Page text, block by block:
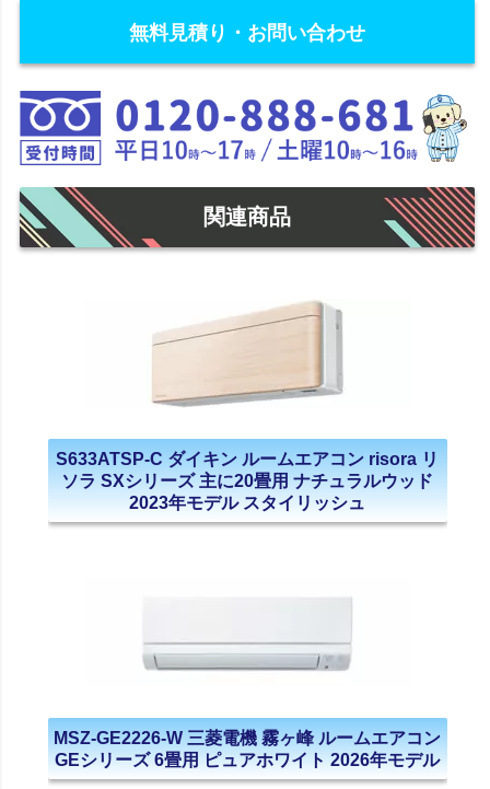
無料見積り・お問い合わせ
関連商品
S633ATSP-C ダイキン ルームエアコン risora リ
ソラ SXシリーズ 主に20畳用 ナチュラルウッド
2023年モデル スタイリッシュ
MSZ-GE2226-W 三菱電機 霧ヶ峰 ルームエアコン
GEシリーズ 6畳用 ピュアホワイト 2026年モデル